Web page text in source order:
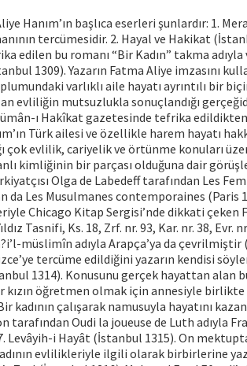
Hanım’ın başlıca eserleri şunlardır: 1.
tercümesidir. 2. Hayal ve Hakikat
edilen bu romanı “Bir Kadın” takma
1309). Yazarın Fatma Aliye imzasını
varlıklı aile hayatı ayrıntılı bir
evliliğin mutsuzlukla sonuçlandığı
ı Hakîkat gazetesinde tefrika
Türk ailesi ve özellikle harem hayatı
çok evlilik, cariyelik ve örtünme konuları
kimliğinin bir parçası olduğuna dair
Olga de Labedeff tarafından Les
da Les Musulmanes contemporaines (Paris
Chicago Kitap Sergisi’nde dikkati çeken
Tasnifi, Ks. 18, Zrf. nr. 93, Kar. nr. 38, Evr.
müslimîn adıyla Arapça’ya da çevrilmiştir
tercüme edildiğini yazarın kendisi
1314). Konusunu gerçek hayattan alan bu
kızın öğretmen olmak için annesiyle birlikte
kadının çalışarak namusuyla hayatını
tarafından Oudi la joueuse de Luth adıyla
Levâyih-i Hayât (İstanbul 1315). On
evlilikleriyle ilgili olarak birbirlerine